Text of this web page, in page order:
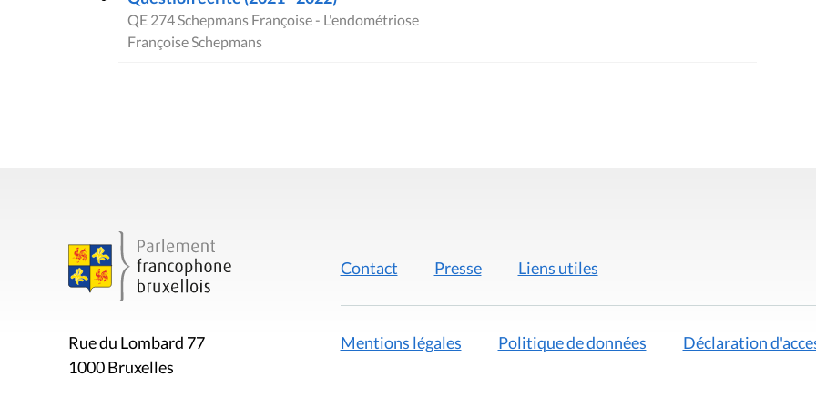
QE 274 Schepmans Françoise - L'endométriose
Françoise Schepmans
Rue du Lombard 77
1000 Bruxelles
Contact Presse Liens utiles
Mentions légales Politique de données Déclaration